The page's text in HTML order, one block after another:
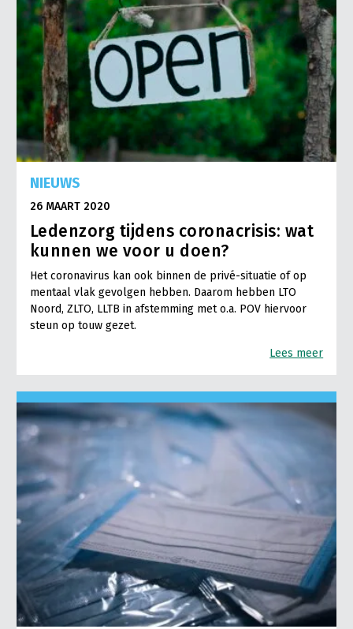
NIEUWS
26 MAART 2020
Ledenzorg tijdens coronacrisis: wat
kunnen we voor u doen?
Het coronavirus kan ook binnen de privé-situatie of op
mentaal vlak gevolgen hebben. Daarom hebben LTO
Noord, ZLTO, LLTB in afstemming met o.a. POV hiervoor
steun op touw gezet.
Lees meer